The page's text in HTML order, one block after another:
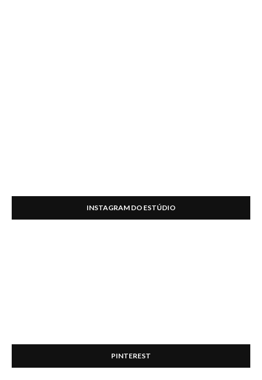
INSTAGRAM DO ESTÚDIO
PINTEREST